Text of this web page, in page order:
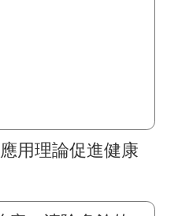
用理論促進健康